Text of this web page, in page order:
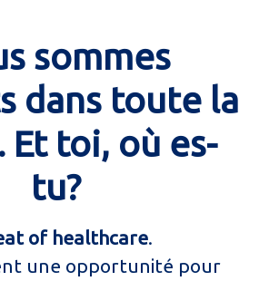
sommes
dans toute la
Et toi, où es-
tu?
of healthcare.
une opportunité pour